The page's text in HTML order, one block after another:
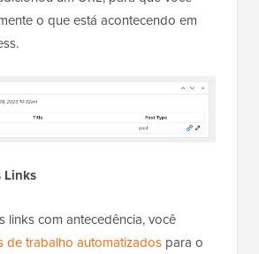
o que está acontecendo em
Links
links com antecedência, você
de trabalho automatizados para o